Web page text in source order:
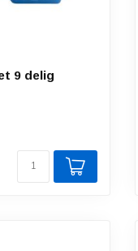
9 delig